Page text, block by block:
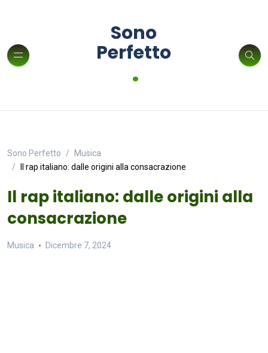
Sono
Perfetto
.
Sono Perfetto
Musica
Il rap italiano: dalle origini alla consacrazione
Il rap italiano: dalle origini alla
consacrazione
Musica Dicembre 7, 2024